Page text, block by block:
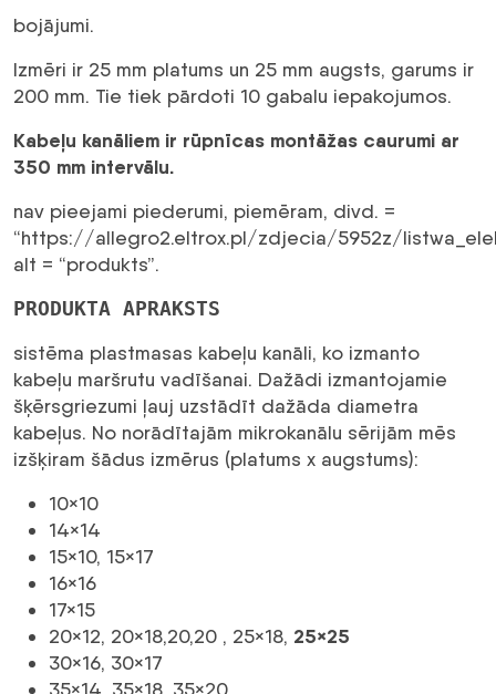
bojājumi.
Izmēri ir 25 mm platums un 25 mm augsts, garums ir
200 mm. Tie tiek pārdoti 10 gabalu iepakojumos.
Kabeļu kanāliem ir rūpnīcas montāžas caurumi ar
350 mm intervālu.
nav pieejami piederumi, piemēram, divd. =
“https://allegro2.eltrox.pl/zdjecia/5952z/
alt = “produkts”.
PRODUKTA APRAKSTS
sistēma plastmasas kabeļu kanāli, ko izmanto
kabeļu maršrutu vadīšanai. Dažādi izmantojamie
šķērsgriezumi ļauj uzstādīt dažāda diametra
kabeļus. No norādītajām mikrokanālu sērijām mēs
izšķiram šādus izmērus (platums x augstums):
10×10
14×14
15×10, 15×17
16×16
17×15
20×12, 20×18,20,20 , 25×18, 25×25
30×16, 30×17
35×14, 35×18, 35×20